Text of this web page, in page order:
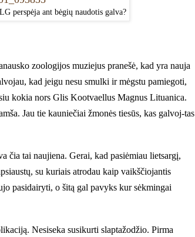
perspėja ant bėgių naudotis galva?
zoologijos muziejus pranešė, kad yra nauja
kad jeigu nesu smulki ir mėgstu pamiegoti,
kokia nors Glis Kootvaellus Magnus Lituanica.
Jau tie kauniečiai žmonės tiesūs, kas galvoj-tas
čia tai naujiena. Gerai, kad pasiėmiau lietsargį,
su kuriais atrodau kaip vaikščiojantis
pasidairyti, o šitą gal pavyks kur sėkmingai
Nesiseka susikurti slaptažodžio. Pirma